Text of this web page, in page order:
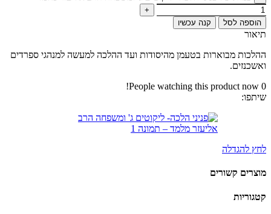
הוספה לסל קנה עכשיו
תיאור
ההלכות מבוארות בטעמן מהיסודות ועד ההלכה למעשה למנהגי ספרדים
ואשכנזים.
0
People watching this product now!
שיתפו:
לחץ להגדלה
מוצרים קשורים
קטגוריות